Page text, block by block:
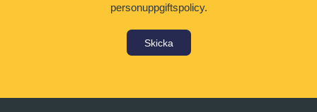
personuppgiftspolicy.
Skicka